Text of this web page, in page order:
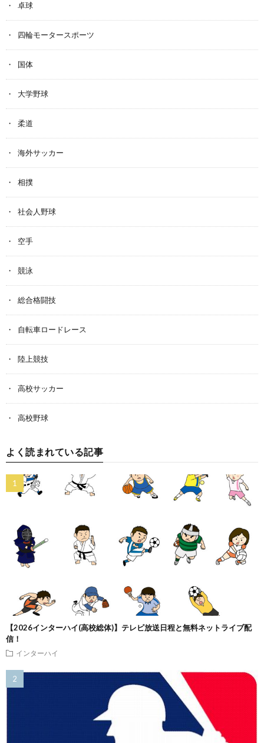
卓球
四輪モータースポーツ
国体
大学野球
柔道
海外サッカー
相撲
社会人野球
空手
競泳
総合格闘技
自転車ロードレース
陸上競技
高校サッカー
高校野球
よく読まれている記事
【2026インターハイ(高校総体)】テレビ放送日程と無料ネットライブ配
信！
インターハイ